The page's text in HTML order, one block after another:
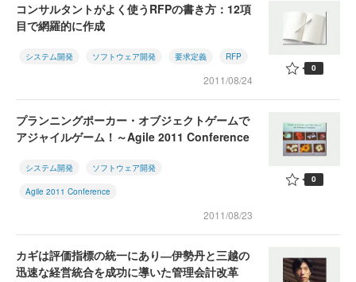
コンサルタントがよく使うRFPの書き方：12項
目で網羅的に作成
システム開発 ソフトウェア開発 要求定義 RFP
2011/08/24
0
プランニングポーカー・オブジェクトゲームで
アジャイルゲーム！～Agile 2011 Conference
システム開発 ソフトウェア開発
Agile 2011 Conference
2011/08/23
0
カギは評価指標の統一にあり―伊勢丹と三越の
迅速な経営統合を成功に導いた管理会計改革